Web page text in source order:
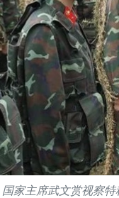
国家主席武文赏视察